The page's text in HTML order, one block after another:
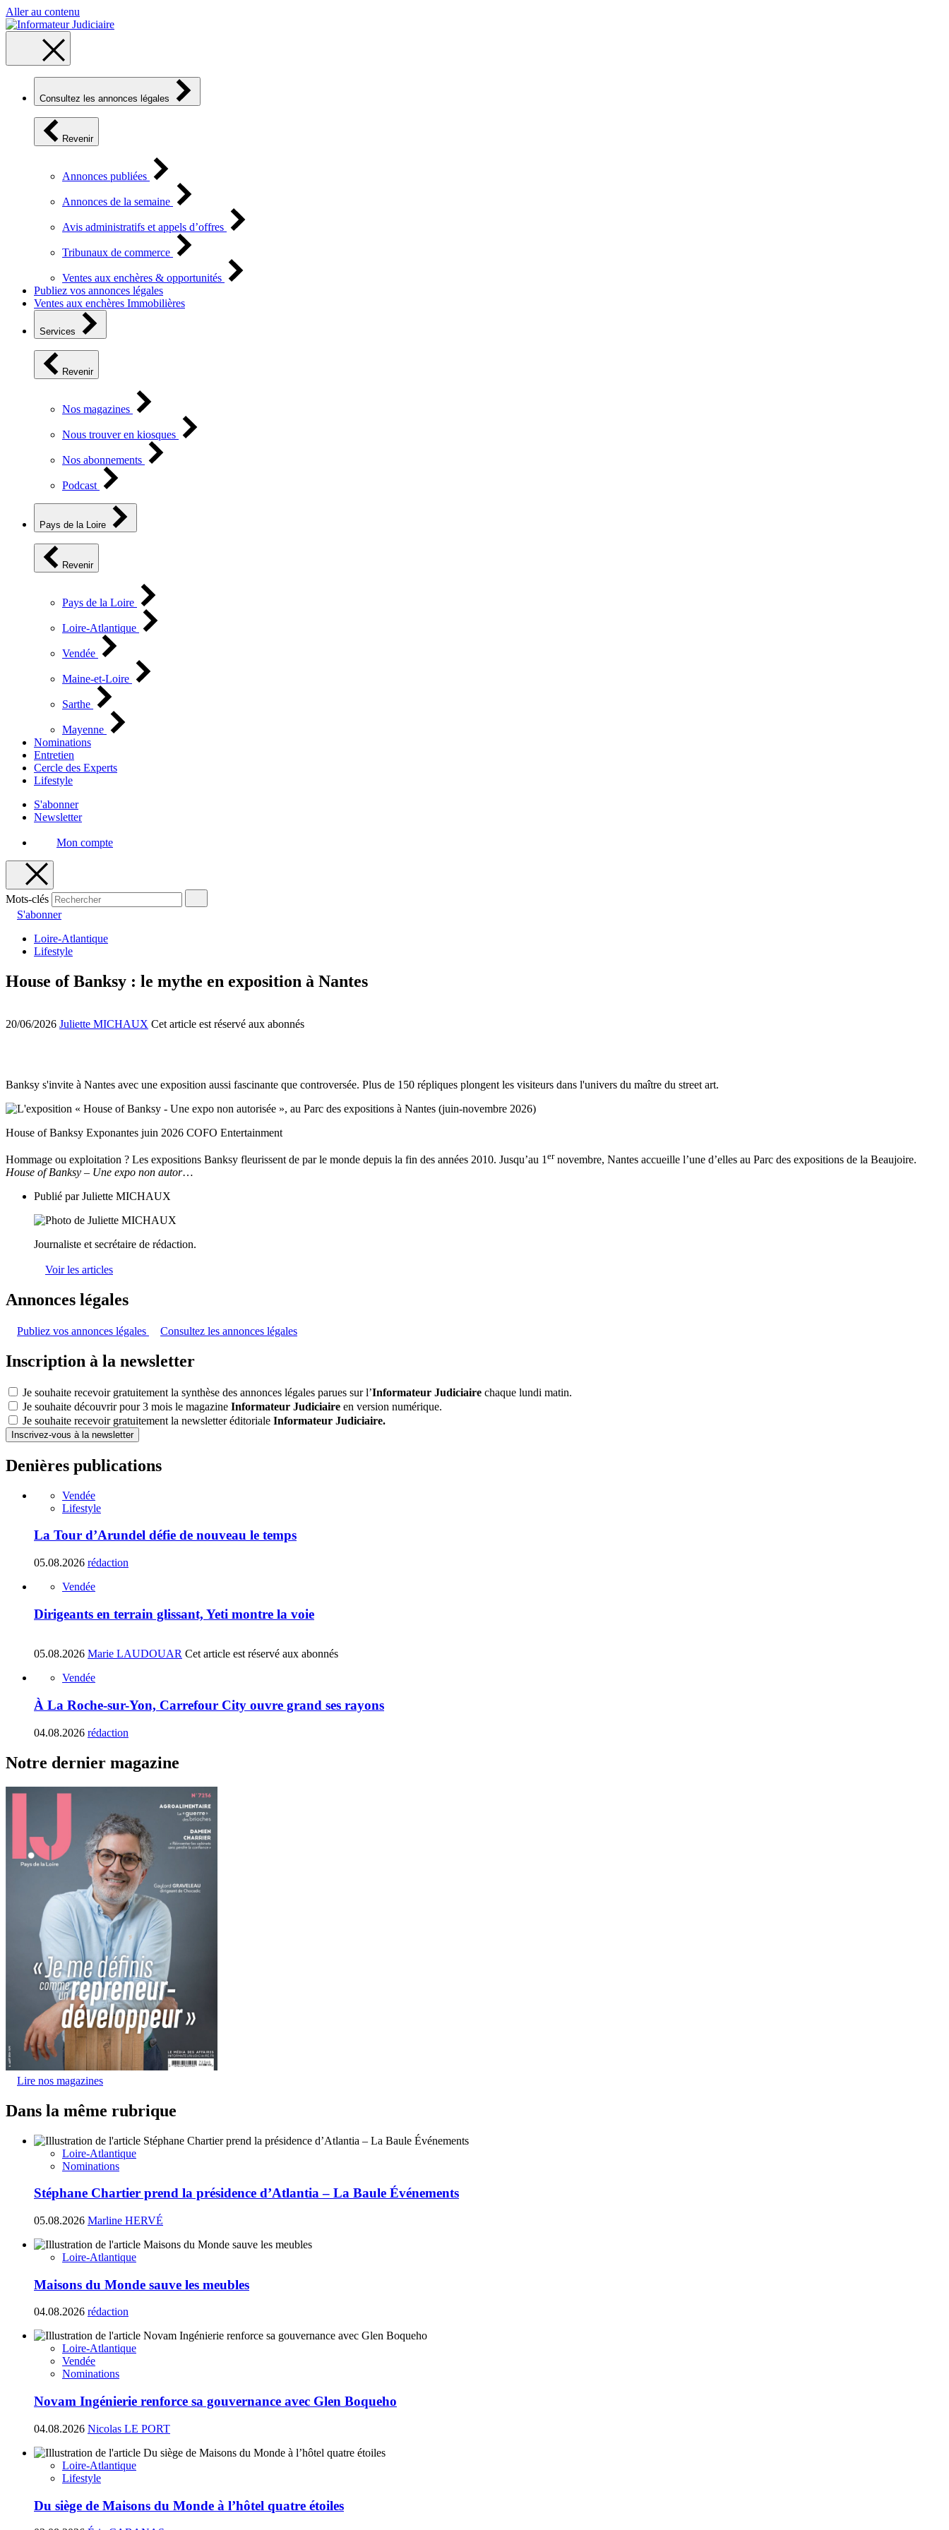
Aller au contenu
Consultez les annonces légales
Revenir
Annonces publiées
Annonces de la semaine
Avis administratifs et appels d’offres
Tribunaux de commerce
Ventes aux enchères & opportunités
Publiez vos annonces légales
Ventes aux enchères Immobilières
Services
Revenir
Nos magazines
Nous trouver en kiosques
Nos abonnements
Podcast
Pays de la Loire
Revenir
Pays de la Loire
Loire-Atlantique
Vendée
Maine-et-Loire
Sarthe
Mayenne
Nominations
Entretien
Cercle des Experts
Lifestyle
S'abonner
Newsletter
Mon compte
Mots-clés
S'abonner
Loire-Atlantique
Lifestyle
House of Banksy : le mythe en exposition à Nantes
20/06/2026 Juliette MICHAUX Cet article est réservé aux abonnés
Banksy s'invite à Nantes avec une exposition aussi fascinante que controversée. Plus de 150 répliques plongent les visiteurs dans l'univers du maître du street art.
House of Banksy Exponantes juin 2026 COFO Entertainment
Hommage ou exploitation ? Les expositions Banksy fleurissent de par le monde depuis la fin des années 2010. Jusqu’au 1 ernovembre, Nantes accueille l’une d’elles au Parc des expositions de la Beaujoire.
House of Banksy – Une expo non autor…
Publié parJuliette MICHAUX
Journaliste et secrétaire de rédaction.
Voir les articles
Annonces légales
Publiez vos annonces légales Consultez les annonces légales
Inscription à la newsletter
Je souhaite recevoir gratuitement la synthèse des annonces légales parues sur l’Informateur Judiciaire chaque lundi matin.
Je souhaite découvrir pour 3 mois le magazine Informateur Judiciaire en version numérique.
Je souhaite recevoir gratuitement la newsletter éditoriale Informateur Judiciaire.
Inscrivez-vous à la newsletter
Denières publications
Vendée
Lifestyle
La Tour d’Arundel défie de nouveau le temps
05.08.2026 rédaction
Vendée
Dirigeants en terrain glissant, Yeti montre la voie
05.08.2026 Marie LAUDOUAR Cet article est réservé aux abonnés
Vendée
À La Roche-sur-Yon, Carrefour City ouvre grand ses rayons
04.08.2026 rédaction
Notre dernier magazine
Lire nos magazines
Dans la même rubrique
Loire-Atlantique
Nominations
Stéphane Chartier prend la présidence d’Atlantia – La Baule Événements
05.08.2026 Marline HERVÉ
Loire-Atlantique
Maisons du Monde sauve les meubles
04.08.2026 rédaction
Loire-Atlantique
Vendée
Nominations
Novam Ingénierie renforce sa gouvernance avec Glen Boqueho
04.08.2026 Nicolas LE PORT
Loire-Atlantique
Lifestyle
Du siège de Maisons du Monde à l’hôtel quatre étoiles